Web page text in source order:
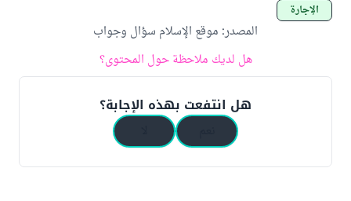
الإجارة
المصدر: موقع الإسلام سؤال وجواب
هل لديك ملاحظة حول المحتوى؟
هل انتفعت بهذه الإجابة؟